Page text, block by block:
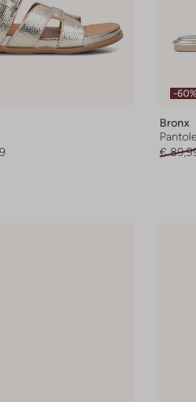
-60%
Bronx
€